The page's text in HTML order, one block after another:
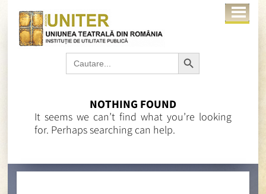
Search
for:
Search Button
NOTHING FOUND
It seems we can’t find what you’re looking
for. Perhaps searching can help.